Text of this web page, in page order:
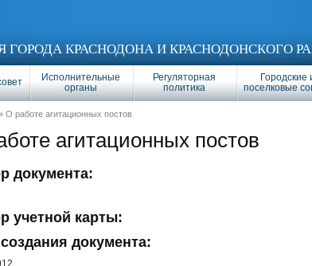
ГОРОДА КРАСНОДОНА И КРАСНОДОНСКОГО
Исполнительные
органы
Регуляторная
политика
Городские
поселковые
О работе агитационных постов
агитационных постов
документа:
учетной карты:
документа: